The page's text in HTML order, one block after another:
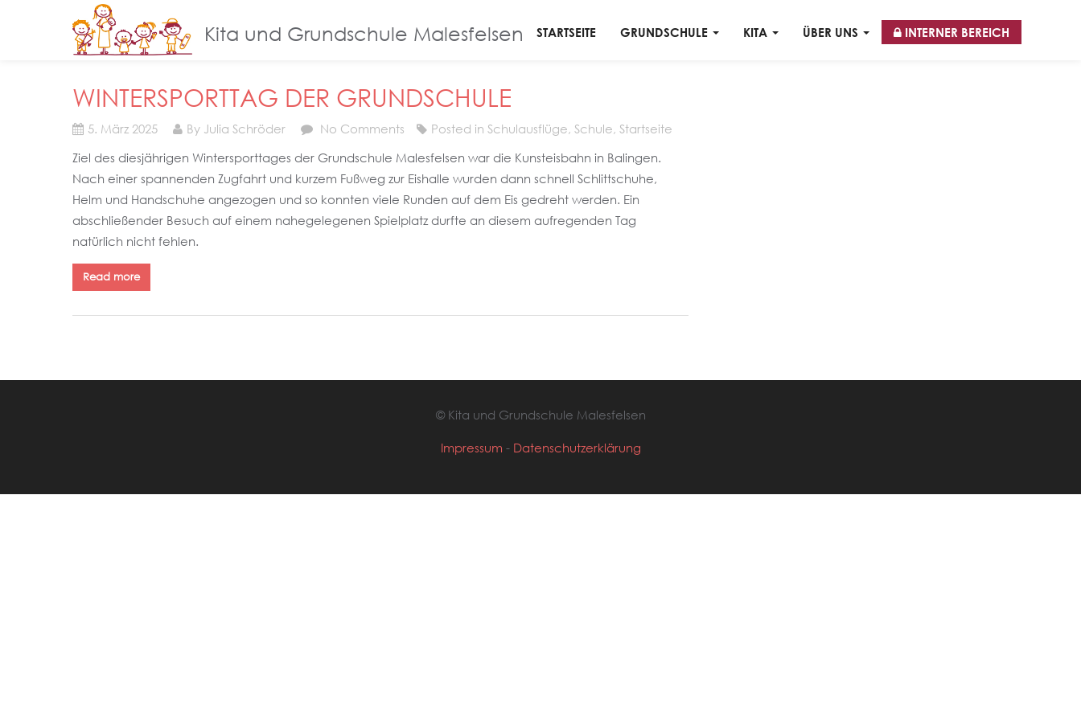
Kita und Grundschule Malesfelsen STARTSEITE GRUNDSCHULE KITA ÜBER UNS INTERNER BEREICH
Blog
WINTERSPORTTAG DER GRUNDSCHULE
5. März 2025 By Julia Schröder No Comments Posted in Schulausflüge, Schule, Startseite
Ziel des diesjährigen Wintersporttages der Grundschule Malesfelsen war die Kunsteisbahn in Balingen.
Nach einer spannenden Zugfahrt und kurzem Fußweg zur Eishalle wurden dann schnell Schlittschuhe,
Helm und Handschuhe angezogen und so konnten viele Runden auf dem Eis gedreht werden. Ein
abschließender Besuch auf einem nahegelegenen Spielplatz durfte an diesem aufregenden Tag
natürlich nicht fehlen.
Read more
© Kita und Grundschule Malesfelsen
Impressum - Datenschutzerklärung